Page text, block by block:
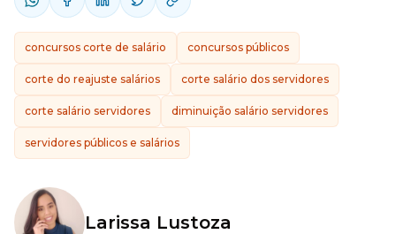
concursos corte de salário concursos públicos
corte do reajuste salários corte salário dos servidores
corte salário servidores diminuição salário servidores
servidores públicos e salários
Larissa Lustoza